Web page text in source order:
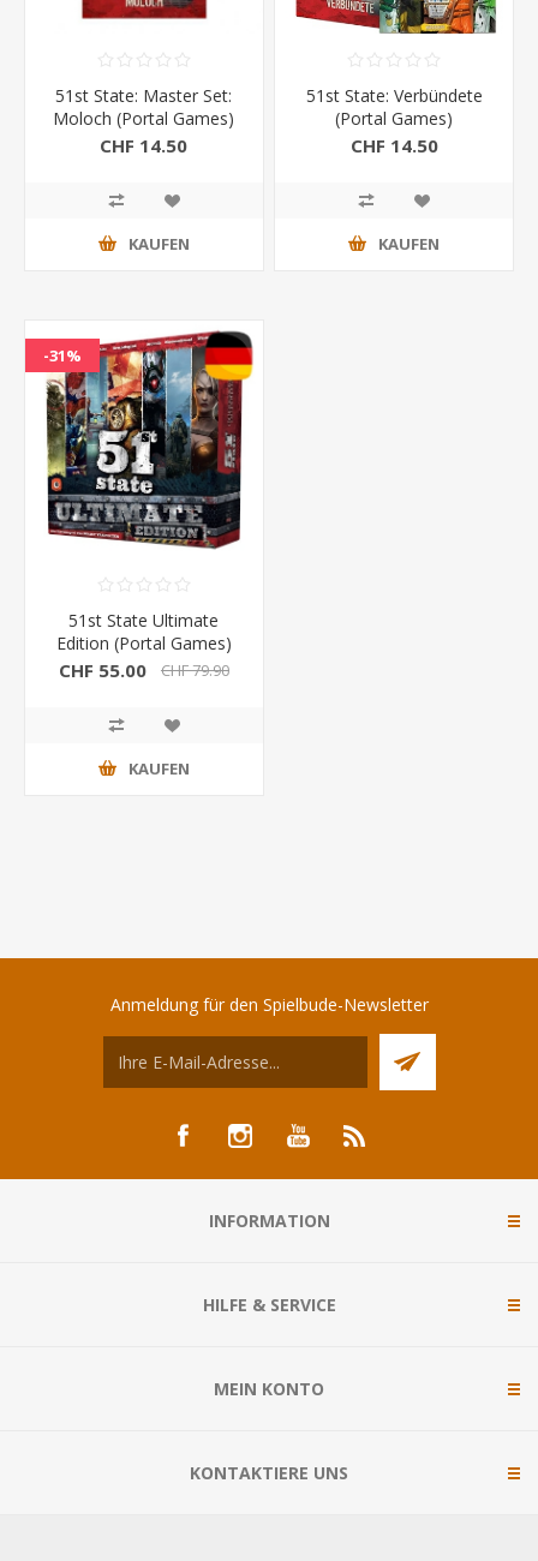
51st State: Master Set:
Moloch (Portal Games)
CHF 14.50
KAUFEN
51st State: Verbündete
(Portal Games)
CHF 14.50
KAUFEN
-31%
51st State Ultimate
Edition (Portal Games)
CHF 55.00 CHF 79.90
KAUFEN
Anmeldung für den Spielbude-Newsletter
INFORMATION
HILFE & SERVICE
MEIN KONTO
KONTAKTIERE UNS